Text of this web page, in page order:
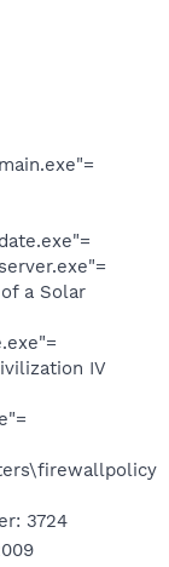
a Solar
IV
3724